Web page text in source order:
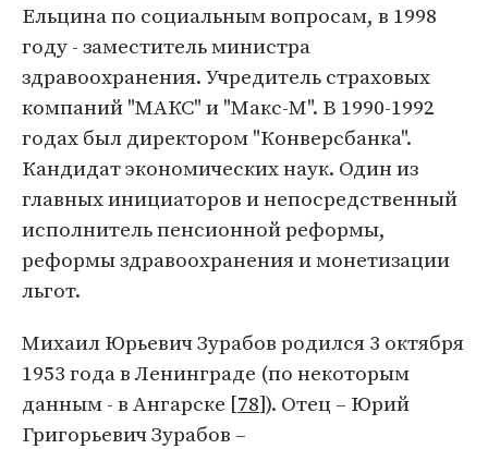
Ельцина по социальным вопросам, в 1998
году - заместитель министра
здравоохранения. Учредитель страховых
компаний "МАКС" и "Макс-М". В 1990-1992
годах был директором "Конверсбанка".
Кандидат экономических наук. Один из
главных инициаторов и непосредственный
исполнитель пенсионной реформы,
реформы здравоохранения и монетизации
льгот.
Михаил Юрьевич Зурабов родился 3 октября
1953 года в Ленинграде (по некоторым
данным - в Ангарске [78]). Отец – Юрий
Григорьевич Зурабов –